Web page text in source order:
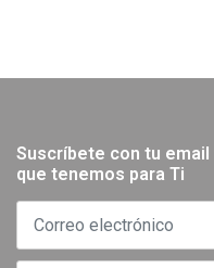
Suscríbete con tu
que tenemos para Ti